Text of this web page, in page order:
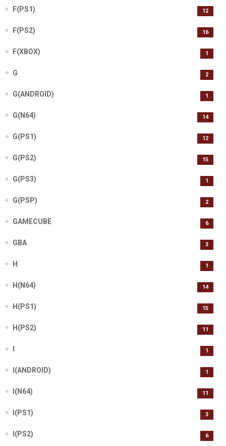
F(PS1) 12
F(PS2) 16
F(XBOX) 1
G 2
G(ANDROID) 1
G(N64) 14
G(PS1) 12
G(PS2) 15
G(PS3) 1
G(PSP) 2
GAMECUBE 6
GBA 3
H 1
H(N64) 14
H(PS1) 15
H(PS2) 11
1
I(ANDROID) 1
I(N64) 11
I(PS1) 3
I(PS2) 6